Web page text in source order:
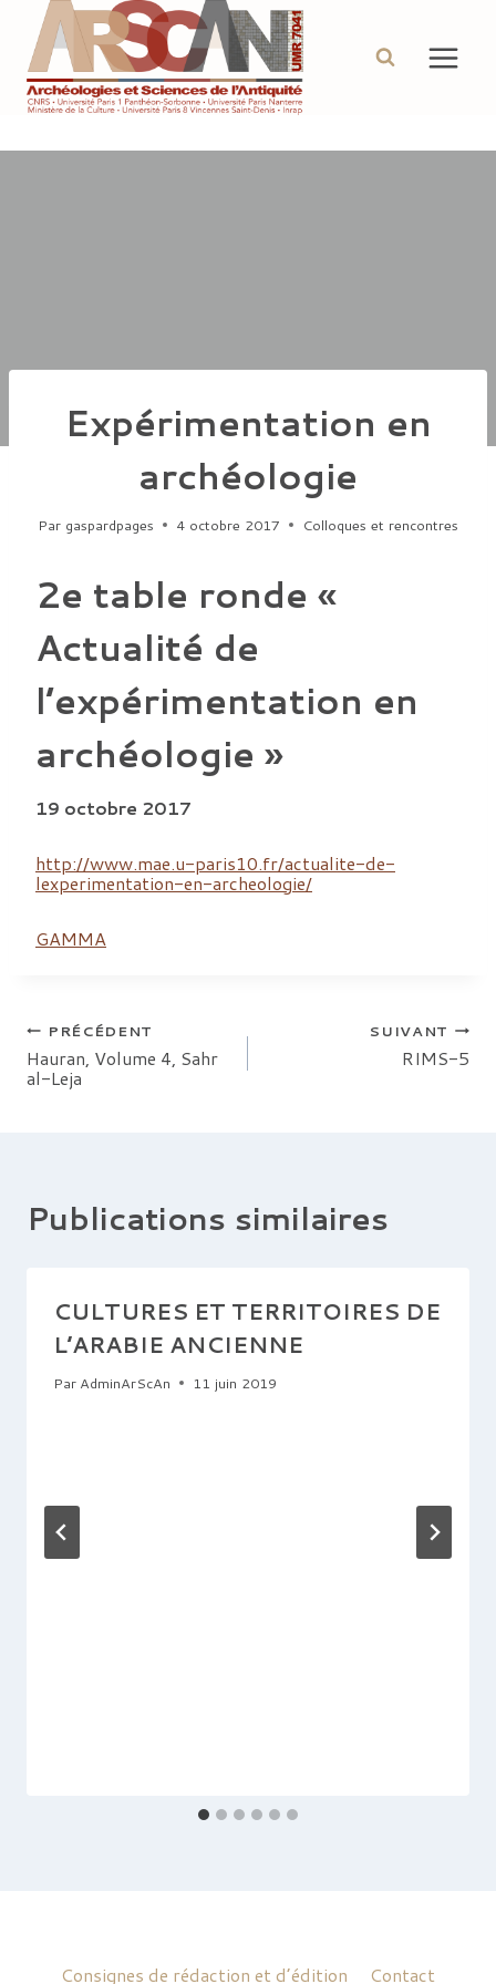
contenu
Expérimentation en
archéologie
Par gaspardpages 4 octobre 2017 Colloques et rencontres
2e table ronde «
Actualité de
l’expérimentation en
archéologie »
19 octobre 2017
http://www.mae.u-paris10.fr/actualite-de-
lexperimentation-en-archeologie/
GAMMA
Navigation
de
PRÉCÉDENT
Hauran, Volume 4, Sahr
al-Leja
SUIVANT
RIMS-5
Publications similaires
CULTURES ET TERRITOIRES DE
L’ARABIE ANCIENNE
Par AdminArScAn 11 juin 2019
Consignes de rédaction et d’édition Contact